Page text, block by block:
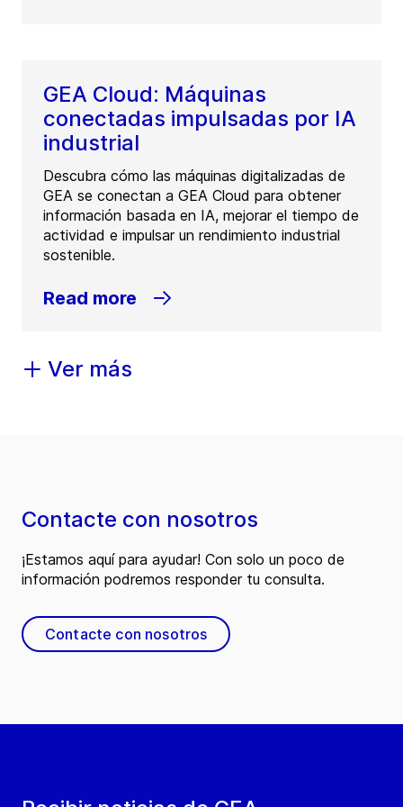
GEA Cloud: Máquinas
conectadas impulsadas por IA
industrial
Descubra cómo las máquinas digitalizadas de
GEA se conectan a GEA Cloud para obtener
información basada en IA, mejorar el tiempo de
actividad e impulsar un rendimiento industrial
sostenible.
Read more
Ver más
Contacte con nosotros
¡Estamos aquí para ayudar! Con solo un poco de
información podremos responder tu consulta.
Contacte con nosotros